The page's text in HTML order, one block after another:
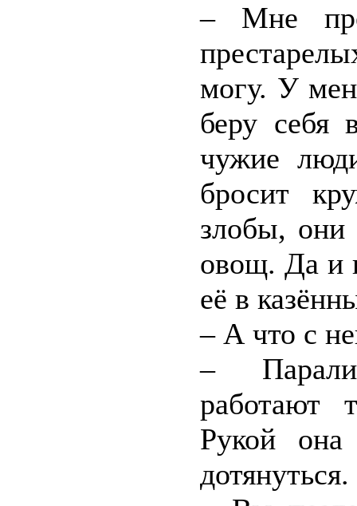
– Мне
могу. У
беру себя
чужие
бросит
злобы, они
овощ. Да и
её в
– А что с
–
работают
Рукой